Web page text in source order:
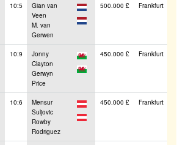
10:5
Gian van
Veen
M. van
Gerwen
500.000 £ Frankfurt
10:9
Jonny
Clayton
Gerwyn
Price
450.000 £ Frankfurt
10:6
Mensur
Suljovic
Rowby
Rodriguez
450.000 £ Frankfurt